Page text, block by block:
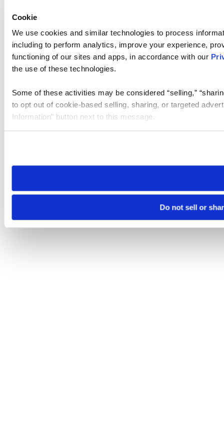
Cookie
We use cookies and similar technologies to process
including to perform analytics, improve your experience,
functioning of our sites and apps, in accordance with our
the use of these technologies.
Some of these activities may be considered “selling,”
to opt out of cookie-based selling, sharing, or targeted
Information” button next to this message.
need to be set again.
Do not sell or